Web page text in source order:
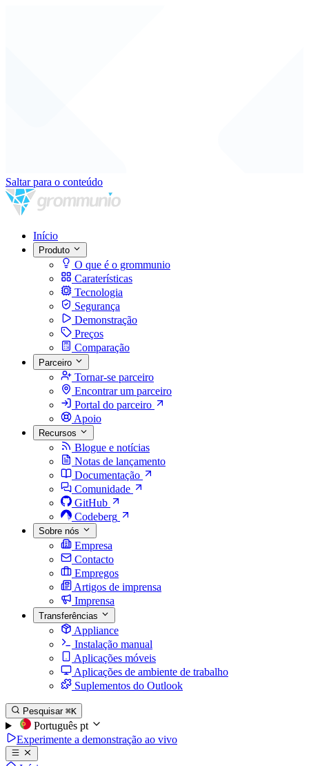
Saltar para o conteúdo
Início
Produto
O que é o grommunio
Caraterísticas
Tecnologia
Segurança
Demonstração
Preços
Comparação
Parceiro
Tornar-se parceiro
Encontrar um parceiro
Portal do parceiro
Apoio
Recursos
Blogue e notícias
Notas de lançamento
Documentação
Comunidade
GitHub
Codeberg
Sobre nós
Empresa
Contacto
Empregos
Artigos de imprensa
Imprensa
Transferências
Appliance
Instalação manual
Aplicações móveis
Aplicações de ambiente de trabalho
Suplementos do Outlook
Pesquisar ⌘K
Português pt
Experimente a demonstração ao vivo